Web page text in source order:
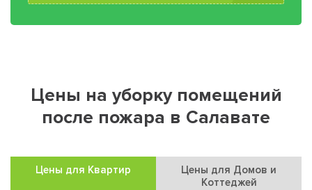
Цены на уборку помещений
после пожара в Салавате
Цены для Квартир
Цены для Домов и
Коттеджей